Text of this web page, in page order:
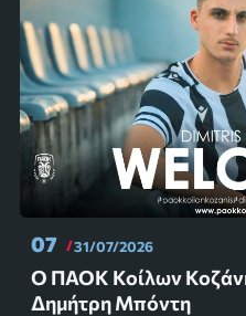
07 31/07/2026
Ο ΠΑΟΚ Κοίλων
Δημήτρη Μπόντη